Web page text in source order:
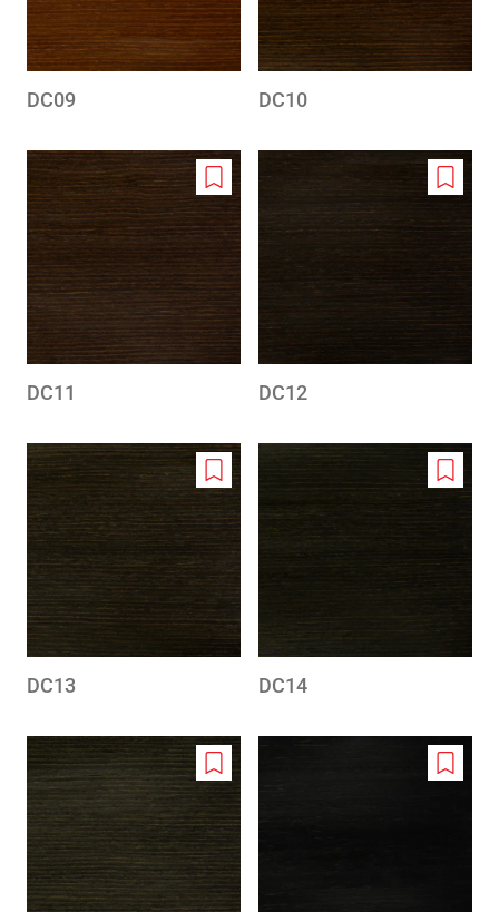
DC09 DC10
Add
to
wishlist
DC11
Add
DC12
Add
to
wishlist
DC13
Add
DC14
Add
to
wishlist
Add